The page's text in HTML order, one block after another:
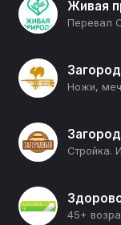
Живая
Перевал
Ножи,